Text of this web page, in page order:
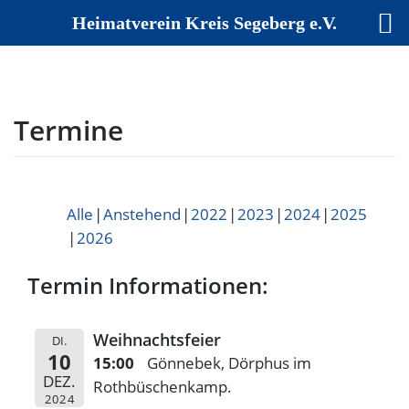
Termine
Alle Anstehend 2022 2023 2024 2025
2026
Termin Informationen:
DI.
10
DEZ.
2024
Weihnachtsfeier
15:00
Gönnebek, Dörphus im
Rothbüschenkamp.
Heimatverein Kreis Segeberg e.V.